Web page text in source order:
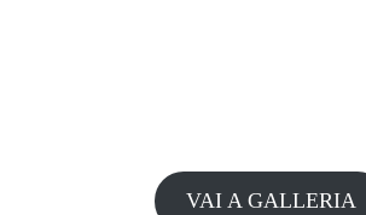
VAI A GALLERIA